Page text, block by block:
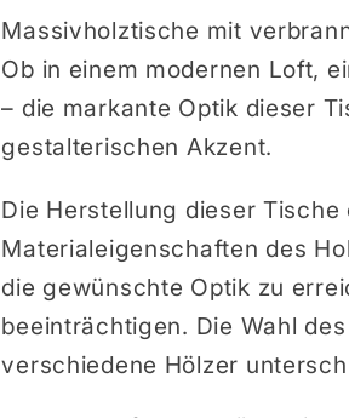
Massivholztische mit
Ob in einem modernen Loft,
– die markante Optik dieser
gestalterischen Akzent.
Die Herstellung dieser
Materialeigenschaften des
die gewünschte Optik zu
beeinträchtigen. Die Wahl
verschiedene Hölzer